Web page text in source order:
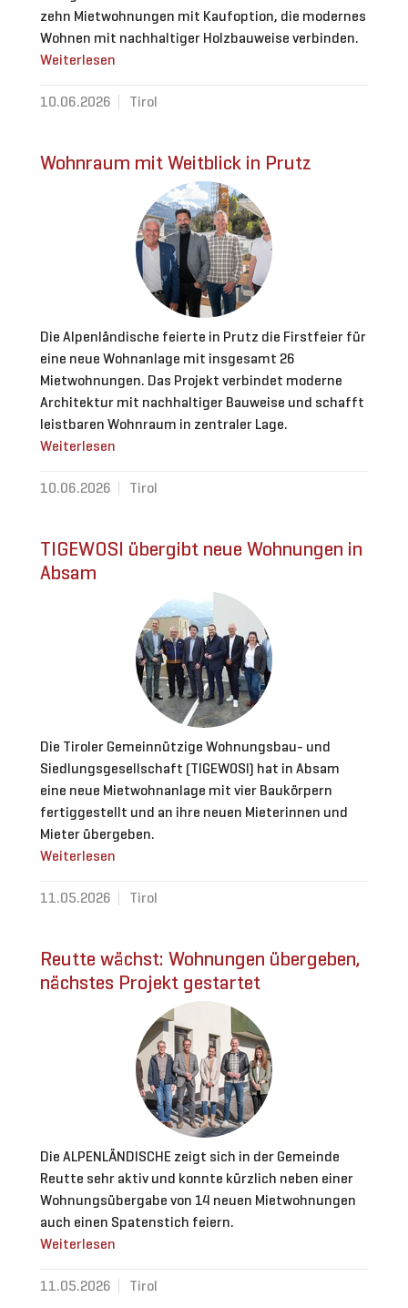
zehn Mietwohnungen mit Kaufoption, die modernes
Wohnen mit nachhaltiger Holzbauweise verbinden.
Weiterlesen
10.06.2026 Tirol
Wohnraum mit Weitblick in Prutz
Die Alpenländische feierte in Prutz die Firstfeier für
eine neue Wohnanlage mit insgesamt 26
Mietwohnungen. Das Projekt verbindet moderne
Architektur mit nachhaltiger Bauweise und schafft
leistbaren Wohnraum in zentraler Lage.
Weiterlesen
10.06.2026 Tirol
TIGEWOSI übergibt neue Wohnungen in
Absam
Die Tiroler Gemeinnützige Wohnungsbau- und
Siedlungsgesellschaft (TIGEWOSI) hat in Absam
eine neue Mietwohnanlage mit vier Baukörpern
fertiggestellt und an ihre neuen Mieterinnen und
Mieter übergeben.
Weiterlesen
11.05.2026 Tirol
Reutte wächst: Wohnungen übergeben,
nächstes Projekt gestartet
Die ALPENLÄNDISCHE zeigt sich in der Gemeinde
Reutte sehr aktiv und konnte kürzlich neben einer
Wohnungsübergabe von 14 neuen Mietwohnungen
auch einen Spatenstich feiern.
Weiterlesen
11.05.2026 Tirol